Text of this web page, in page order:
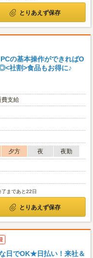
とりあえず保存
の基本操作ができればO
社割>食品もお得に♪
支給
夕方 夜
夜勤
了まであと22日
とりあえず保存
日でOK★日払い！来社＆